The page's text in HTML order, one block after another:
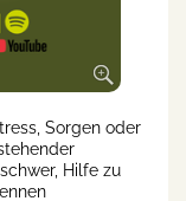
Sorgen oder
Hilfe zu